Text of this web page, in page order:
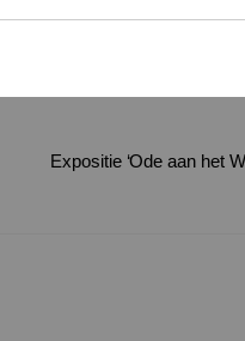
Expositie ‘Ode aan het